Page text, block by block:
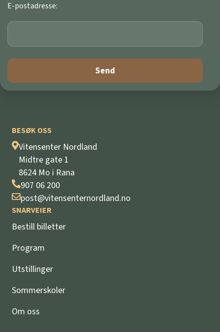
E-postadresse:
BESØK OSS
Vitensenter Nordland
Midtre gate 1
8624 Mo i Rana
907 06 200
post@vitensenternordland.no
SNARVEIER
Bestill billetter
Program
Utstillinger
Sommerskoler
Om oss